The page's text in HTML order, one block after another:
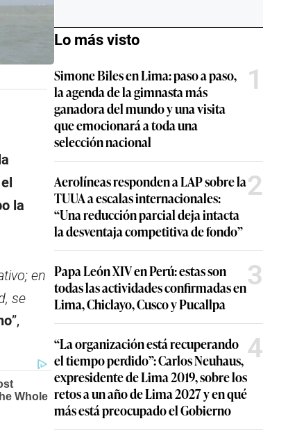
la
en
se
”,
Lo más visto
Simone Biles en Lima: paso a paso,
la agenda de la gimnasta más
ganadora del mundo y una visita
que emocionará a toda una
selección nacional
1
Aerolíneas responden a LAP sobre la
TUUA a escalas internacionales:
“Una reducción parcial deja intacta
la desventaja competitiva de fondo”
2
Papa León XIV en Perú: estas son
todas las actividades confirmadas en
Lima, Chiclayo, Cusco y Pucallpa
3
“La organización está recuperando
el tiempo perdido”: Carlos Neuhaus,
expresidente de Lima 2019, sobre los
retos a un año de Lima 2027 y en qué
más está preocupado el Gobierno
4